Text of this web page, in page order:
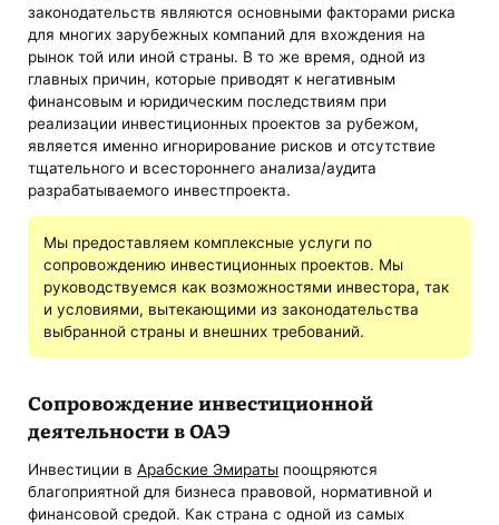
законодательств являются основными факторами риска
для многих зарубежных компаний для вхождения на
рынок той или иной страны. В то же время, одной из
главных причин, которые приводят к негативным
финансовым и юридическим последствиям при
реализации инвестиционных проектов за рубежом,
является именно игнорирование рисков и отсутствие
тщательного и всестороннего анализа/аудита
разрабатываемого инвестпроекта.
Мы предоставляем комплексные услуги по
сопровождению инвестиционных проектов. Мы
руководствуемся как возможностями инвестора, так
и условиями, вытекающими из законодательства
выбранной страны и внешних требований.
Сопровождение инвестиционной
деятельности в ОАЭ
Инвестиции вАрабские Эмираты поощряются
благоприятной для бизнеса правовой, нормативной и
финансовой средой. Как страна с одной из самых